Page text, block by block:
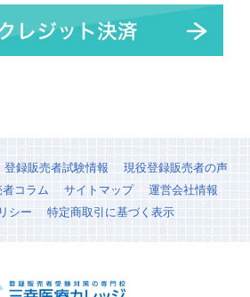
登録販売者試験情報
現役登録販売者の声
コラム サイトマップ
運営会社情報
シー
特定商取引に基づく表示